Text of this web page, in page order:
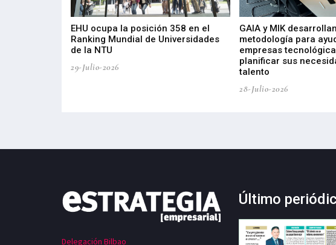
EHU ocupa la posición 358 en el
Ranking Mundial de Universidades
de la NTU
29-Julio-2026
GAIA y MIK
metodología para
empresas
planificar sus
talento
28-Julio-2026
Delegación Bilbao
Último